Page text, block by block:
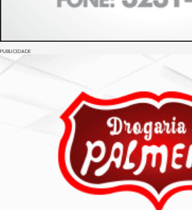
PUBLICIDADE